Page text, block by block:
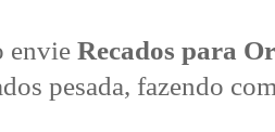
envie Recados para
pesada, fazendo